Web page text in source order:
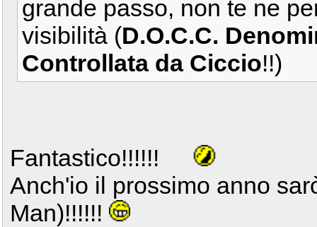
grande passo, non te ne
visibilità (D.O.C.C.
Controllata da Ciccio!!)
Fantastico!!!!!!
Anch'io il prossimo anno
Man)!!!!!!